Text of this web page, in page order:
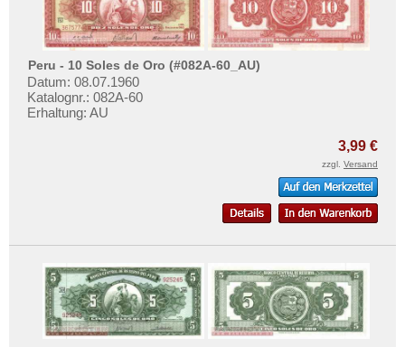
Peru - 10 Soles de Oro (#082A-60_AU)
Datum: 08.07.1960
Katalognr.: 082A-60
Erhaltung: AU
3,99 €
zzgl. Versand